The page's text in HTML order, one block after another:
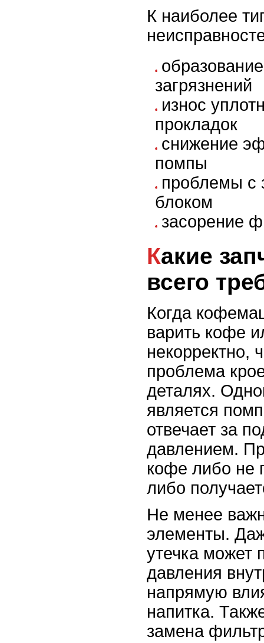
К наиболее
загрязнений
износ
прокладок
снижение
помпы
проблемы с
блоком
засорение
Какие запчасти чаще
всего
Когда
варить кофе
некорректно,
проблема
деталях.
является
отвечает за
давлением.
кофе либо не
либо
Не менее
элементы.
утечка может
давления
напрямую
напитка.
замена